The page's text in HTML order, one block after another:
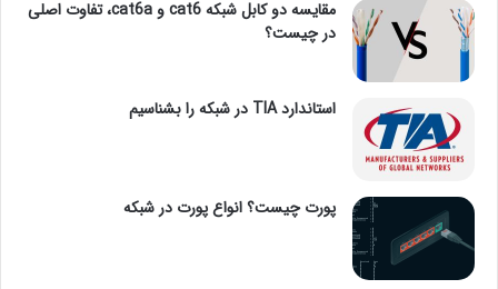
مقایسه دو کابل شبکه cat6 و cat6a، تفاوت اصلی
در چیست؟
استاندارد TIA در شبکه را بشناسیم
پورت چیست؟ انواع پورت در شبکه